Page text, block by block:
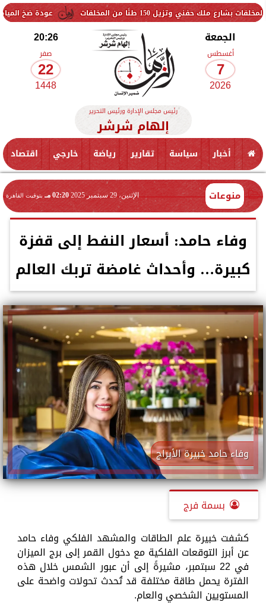
عودة ضخ المياه تدريجيًا 150 طنًا من المخلفات
الجمعة
أغسطس
7
2026
20:26
صفر
22
1448
رئيس مجلس الإدارة ورئيس التحرير
إلهام شرشر
أخبار سياسة تقارير رياضة خارجي اقتصاد
منوعات الإثنين، 29 سبتمبر 2025 02:20 مـ بتوقيت القاهرة
وفاء حامد: أسعار النفط إلى قفزة
كبيرة… وأحداث غامضة تربك العالم
وفاء حامد خبيرة الأبراج
بسمة فرج
كشفت خبيرة علم الطاقات والمشهد الفلكي وفاء حامد
عن أبرز التوقعات الفلكية مع دخول القمر إلى برج الميزان
في 22 سبتمبر، مشيرةً إلى أن عبور الشمس خلال هذه
الفترة يحمل طاقة مختلفة قد تُحدث تحولات واضحة على
المستويين الشخصي والعام.